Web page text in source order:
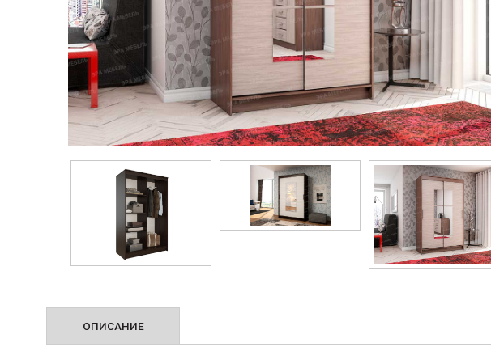
ОПИСАНИЕ